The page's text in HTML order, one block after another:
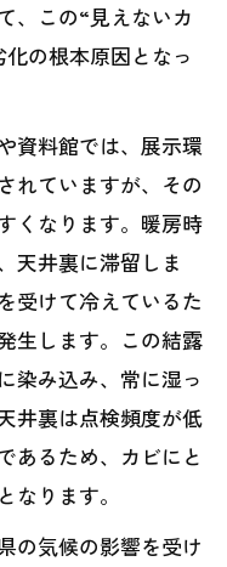
、この“見えないカ
の根本原因となっ
資料館では、展示環
れていますが、その
くなります。暖房時
天井裏に滞留しま
受けて冷えているた
生します。この結露
染み込み、常に湿っ
井裏は点検頻度が低
あるため、カビにと
なります。
の気候の影響を受け